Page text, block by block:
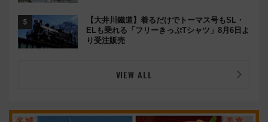
【大井川鐵道】着るだけでトーマス号もSL・
ELも乗れる「フリーきっぷTシャツ」8月6日よ
り受注販売
VIEW ALL